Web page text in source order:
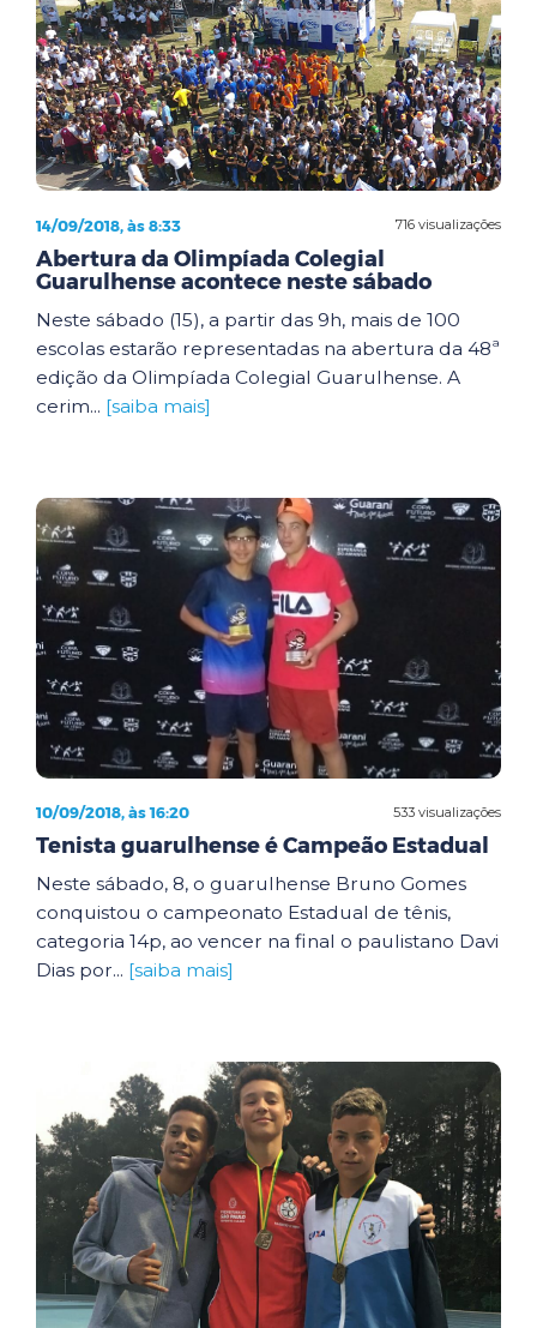
716 visualizações
14/09/2018, às 8:33
Abertura da Olimpíada Colegial
Guarulhense acontece neste sábado
Neste sábado (15), a partir das 9h, mais de 100
escolas estarão representadas na abertura da 48ª
edição da Olimpíada Colegial Guarulhense. A
cerim... [saiba mais]
533 visualizações
10/09/2018, às 16:20
Tenista guarulhense é Campeão Estadual
Neste sábado, 8, o guarulhense Bruno Gomes
conquistou o campeonato Estadual de tênis,
categoria 14p, ao vencer na final o paulistano Davi
Dias por... [saiba mais]